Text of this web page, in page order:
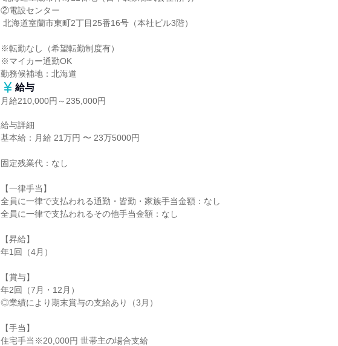
②電設センター
※転勤なし（希望転勤制度有）
※マイカー通勤OK
勤務候補地：北海道
給与
月給210,000円～235,000円
給与詳細
基本給：月給 21万円 〜 23万5000円
固定残業代：なし
【一律手当】
全員に一律で支払われる通勤・皆勤・家族手当金額：なし
全員に一律で支払われるその他手当金額：なし
【昇給】
年1回（4月）
【賞与】
年2回（7月・12月）
◎業績により期末賞与の支給あり（3月）
【手当】
住宅手当※20,000円 世帯主の場合支給